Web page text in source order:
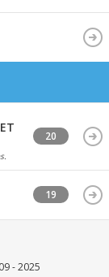
20
19
- 2025